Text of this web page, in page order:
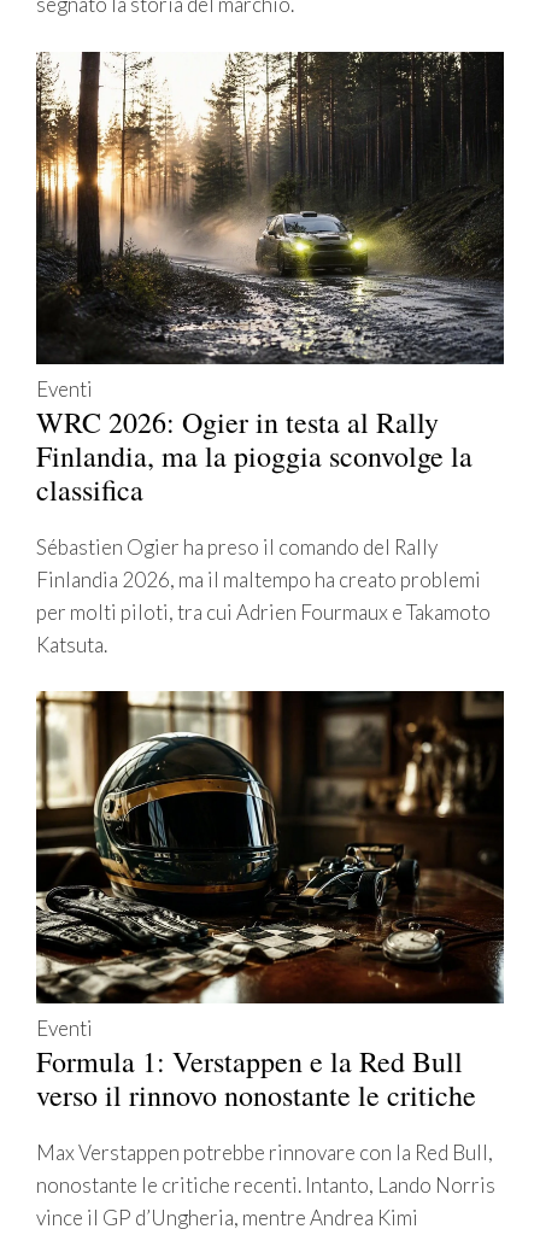
Eventi
WRC 2026: Ogier in testa al Rally
Finlandia, ma la pioggia sconvolge la
classifica
Sébastien Ogier ha preso il comando del Rally
Finlandia 2026, ma il maltempo ha creato problemi
per molti piloti, tra cui Adrien Fourmaux e Takamoto
Katsuta.
Eventi
Formula 1: Verstappen e la Red Bull
verso il rinnovo nonostante le critiche
Max Verstappen potrebbe rinnovare con la Red Bull,
nonostante le critiche recenti. Intanto, Lando Norris
vince il GP d’Ungheria, mentre Andrea Kimi